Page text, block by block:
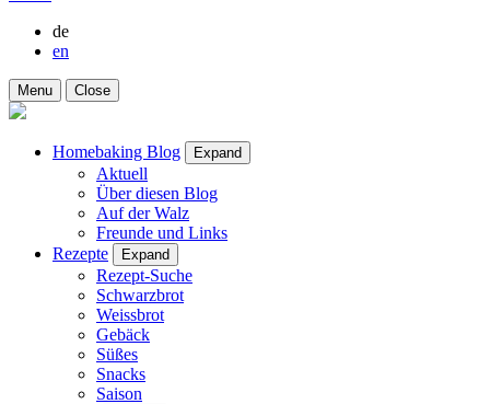
de
en
Menu Close
Homebaking Blog Expand
Aktuell
Über diesen Blog
Auf der Walz
Freunde und Links
Rezepte
Expand
Rezept-Suche
Schwarzbrot
Weissbrot
Gebäck
Süßes
Snacks
Saison